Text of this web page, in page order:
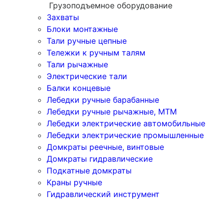
Грузоподъемное оборудование
Захваты
Блоки монтажные
Тали ручные цепные
Тележки к ручным талям
Тали рычажные
Электрические тали
Балки концевые
Лебедки ручные барабанные
Лебедки ручные рычажные, МТМ
Лебедки электрические автомобильные
Лебедки электрические промышленные
Домкраты реечные, винтовые
Домкраты гидравлические
Подкатные домкраты
Краны ручные
Гидравлический инструмент